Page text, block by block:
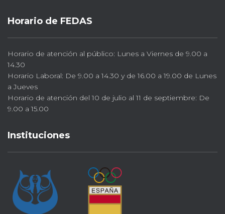
Horario de FEDAS
Horario de atención al público: Lunes a Viernes de 9.00 a
14.30
Horario Laboral: De 9.00 a 14.30 y de 16.00 a 19.00 de Lunes
a Jueves
Horario de atención del 10 de julio al 11 de septiembre: De
9.00 a 15.00
Instituciones